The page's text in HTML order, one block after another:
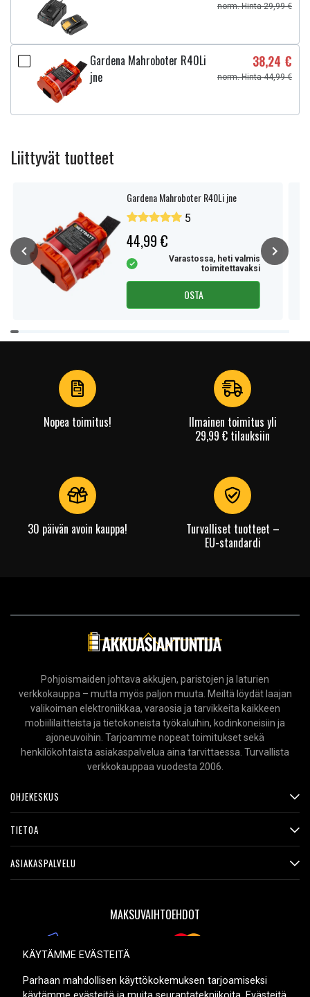
norm. Hinta 29,99 €
Gardena Mahroboter R40Li
jne
38,24 €
norm. Hinta 44,99 €
Liittyvät tuotteet
Gardena Mahroboter R40Li jne
5
44,99 €
Varastossa, heti valmis
toimitettavaksi
OSTA
Item
1
Nopea toimitus!
Ilmainen toimitus yli
29,99 € tilauksiin
30 päivän avoin kauppa!
Turvalliset tuotteet –
EU-standardi
Pohjoismaiden johtava akkujen, paristojen ja laturien
verkkokauppa – mutta myös paljon muuta. Meiltä löydät laajan
valikoiman elektroniikkaa, varaosia ja tarvikkeita kaikkeen
mobiililaitteista ja tietokoneista työkaluihin, kodinkoneisiin ja
ajoneuvoihin. Tarjoamme nopeat toimitukset sekä
henkilökohtaista asiakaspalvelua aina tarvittaessa. Turvallista
verkkokauppaa vuodesta 2006.
OHJEKESKUS
TIETOA
ASIAKASPALVELU
MAKSUVAIHTOEHDOT
TOIMITUSVAIHTOEHDOT
KÄYTÄMME EVÄSTEITÄ
Parhaan mahdollisen käyttökokemuksen tarjoamiseksi